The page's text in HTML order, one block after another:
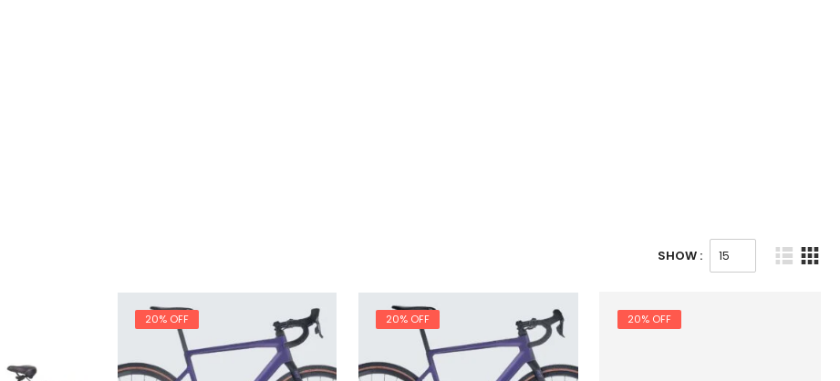
SHOW :
20% OFF 20% OFF 20% OFF